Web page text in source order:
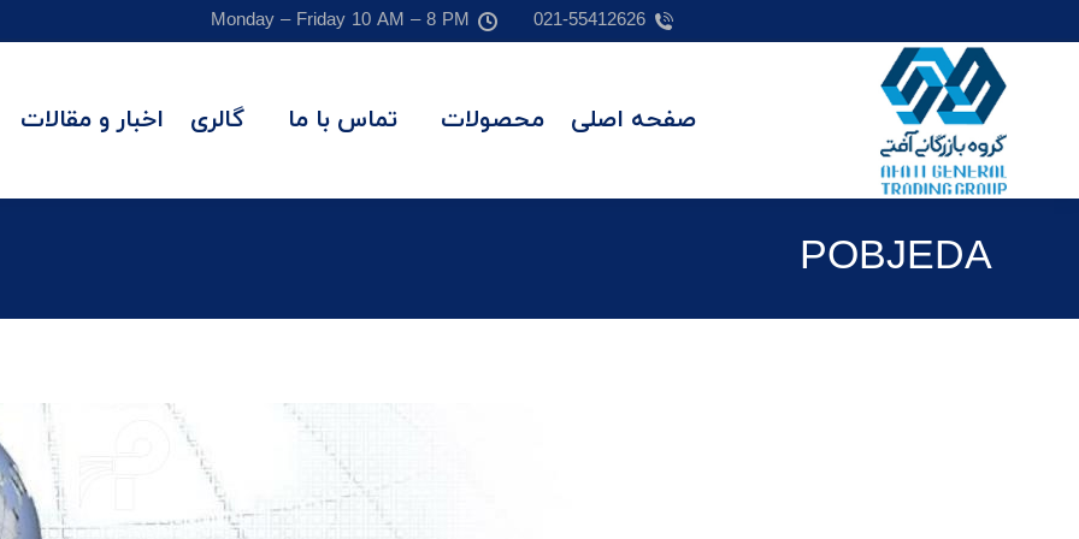
021-55412626
Monday – Friday 10 AM – 8 PM
صفحه اصلی محصولات تماس با ما گالری اخبار و مقالات
POBJEDA